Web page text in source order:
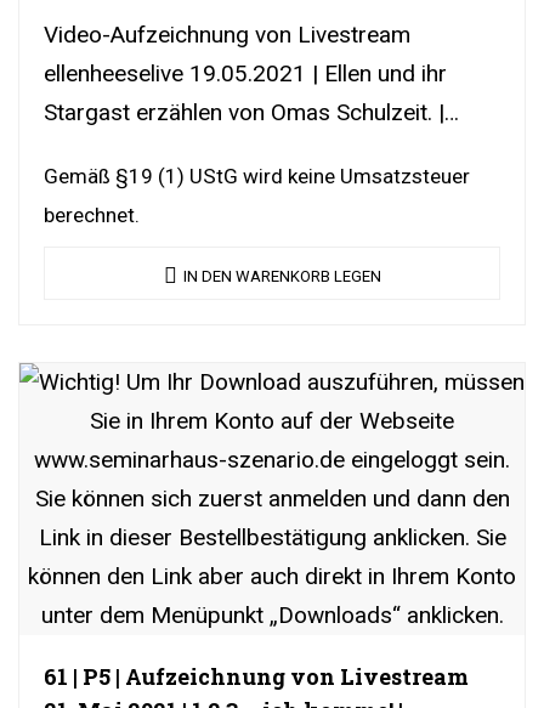
Video-Aufzeichnung von Livestream
ellenheeselive 19.05.2021 | Ellen und ihr
Stargast erzählen von Omas Schulzeit. |
Gemäß §19 (1) UStG wird keine Umsatzsteuer
berechnet.
IN DEN WARENKORB LEGEN
61 | P5 | Aufzeichnung von Livestream